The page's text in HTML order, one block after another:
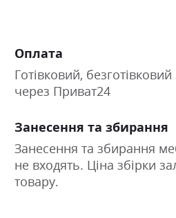
Оплата
Готівковий,
через Приват24
Занесення та збирання
Занесення та збирання
не входять. Ціна збірки
товару.